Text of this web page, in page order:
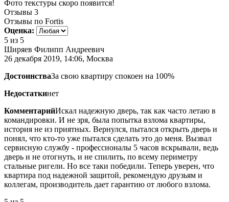
Фото текстуры скоро появится!
Отзывы 3
Отзывы по Fortis
Оценка:
5 из 5
Ширяев Филипп Андреевич
26 декабря 2019, 14:06, Москва
ДостоинстваЗа свою квартиру спокоен на 100%
Недостаткинет
КомментарийИскал надежную дверь, так как часто летаю в
командировки. И не зря, была попытка взлома квартиры,
история не из приятных. Вернулся, пытался открыть дверь и
понял, что кто-то уже пытался сделать это до меня. Вызвал
сервисную службу - профессионалы 5 часов вскрывали, ведь
дверь и не отогнуть, и не спилить, по всему периметру
стальные ригели. Но все таки победили. Теперь уверен, что
квартира под надежной защитой, рекомендую друзьям и
коллегам, производитель дает гарантию от любого взлома.